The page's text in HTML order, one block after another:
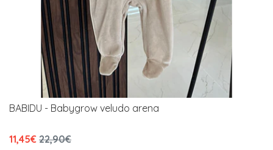
BABIDU - Babygrow veludo arena
11,45€ 22,90€